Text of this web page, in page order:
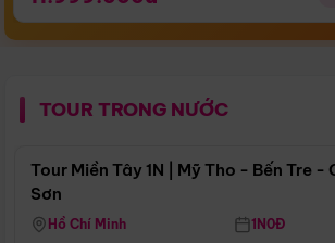
TOUR TRONG NƯỚC
Tour Miền Tây 1N | Mỹ Tho - Bến Tre -
Sơn
Hồ Chí Minh 1N0Đ